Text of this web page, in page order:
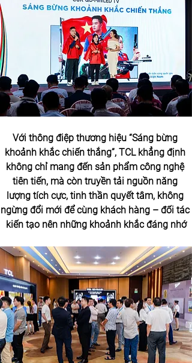
Với thông điệp thương hiệu “Sáng bừng
khoảnh khắc chiến thắng”, TCL khẳng định
không chỉ mang đến sản phẩm công nghệ
tiên tiến, mà còn truyền tải nguồn năng
lượng tích cực, tinh thần quyết tâm, không
ngừng đổi mới để cùng khách hàng – đối tác
kiến tạo nên những khoảnh khắc đáng nhớ